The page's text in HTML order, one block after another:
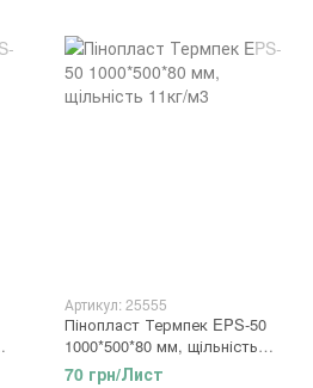
Артикул: 25555
Пінопласт Термпек EPS-50
1000*500*80 мм, щільність
11кг/м3
70 грн/Лист